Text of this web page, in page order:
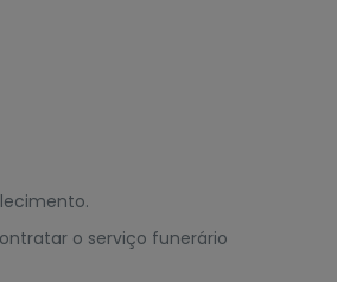
o serviço funerário